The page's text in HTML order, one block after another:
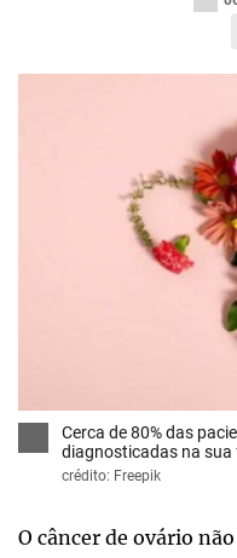
Cerca de 80% das
diagnosticadas na
crédito: Freepik
O câncer de ovário